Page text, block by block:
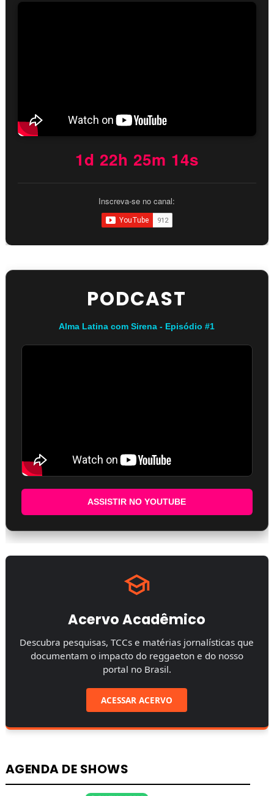
1d 22h 25m 13s
Inscreva-se no canal:
PODCAST
Alma Latina com Sirena - Episódio #1
ASSISTIR NO YOUTUBE
Acervo Acadêmico
Descubra pesquisas, TCCs e matérias jornalísticas que
documentam o impacto do reggaeton e do nosso
portal no Brasil.
ACESSAR ACERVO
AGENDA DE SHOWS